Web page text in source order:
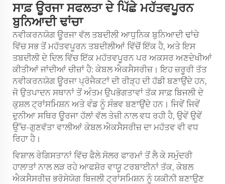
ਸਾਫ਼ ਊਰਜਾ ਸਫਲਤਾ ਦੇ ਪਿੱਛੇ ਮਹੱਤਵਪੂਰਨ
ਬੁਨਿਆਦੀ ਢਾਂਚਾ
ਨਵੀਕਰਨਯੋਗ ਊਰਜਾ ਵੱਲ ਤਬਦੀਲੀ ਆਧੁਨਿਕ ਬੁਨਿਆਦੀ ਢਾਂਚੇ
ਵਿੱਚ ਸਭ ਤੋਂ ਮਹੱਤਵਪੂਰਨ ਤਬਦੀਲੀਆਂ ਵਿੱਚੋਂ ਇੱਕ ਹੈ, ਅਤੇ ਇਸ
ਤਬਦੀਲੀ ਦੇ ਦਿਲ ਵਿੱਚ ਇੱਕ ਮਹੱਤਵਪੂਰਨ ਪਰ ਅਕਸਰ ਅਣਦੇਖੀਆਂ
ਕੀਤੀਆਂ ਜਾਂਦੀਆਂ ਚੀਜ਼ਾਂ ਹੈ: ਕੇਬਲ ਐਕਸੈਸਰੀਜ਼। ਇਹ ਜ਼ਰੂਰੀ ਤੱਤ
ਨਵੀਕਰਨਯੋਗ ਊਰਜਾ ਪ੍ਰੋਜੈਕਟਾਂ ਦੀ ਰੀੜ੍ਹ ਦੀ ਹੱਡੀ ਬਣਾਉਂਦੇ ਹਨ,
ਜੋ ਉਤਪਾਦਨ ਸਥਾਨਾਂ ਤੋਂ ਅੰਤਮ ਉਪਭੋਗਤਾਵਾਂ ਤੱਕ ਸਾਫ਼ ਬਿਜਲੀ ਦੇ
ਕੁਸ਼ਲ ਟ੍ਰਾਂਸਮਿਸ਼ਨ ਅਤੇ ਵੰਡ ਨੂੰ ਸੰਭਵ ਬਣਾਉਂਦੇ ਹਨ। ਜਿਵੇਂ ਜਿਵੇਂ
ਦੁਨੀਆ ਸਥਿਰ ਊਰਜਾ ਹੱਲਾਂ ਵੱਲ ਤੇਜ਼ੀ ਨਾਲ ਵਧ ਰਹੀ ਹੈ, ਉਵੇਂ ਉਵੇਂ
ਉੱਚ-ਗੁਣਵੱਤਾ ਵਾਲੀਆਂ ਕੇਬਲ ਐਕਸੈਸਰੀਜ਼ ਦਾ ਮਹੱਤਵ ਵੀ ਵਧ
ਰਿਹਾ ਹੈ।
ਵਿਸ਼ਾਲ ਰੇਗਿਸਤਾਨਾਂ ਵਿੱਚ ਫੈਲੇ ਸੋਲਰ ਫਾਰਮਾਂ ਤੋਂ ਲੈ ਕੇ ਸਮੁੰਦਰੀ
ਹਾਲਾਤਾਂ ਨਾਲ ਲੜ ਰਹੇ ਆਫਸ਼ੋਰ ਵਾਯੂ ਟਰਬਾਈਨਾਂ ਤੱਕ, ਕੇਬਲ
ਐਕਸੈਸਰੀਜ਼ ਭਰੋਸੇਯੋਗ ਬਿਜਲੀ ਟ੍ਰਾਂਸਮਿਸ਼ਨ ਨੂੰ ਯਕੀਨੀ ਬਣਾਉਣ